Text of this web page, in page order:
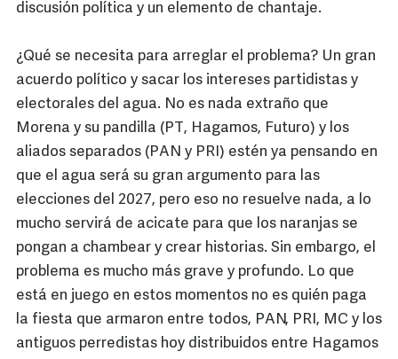
discusión política y un elemento de chantaje.
¿Qué se necesita para arreglar el problema? Un gran
acuerdo político y sacar los intereses partidistas y
electorales del agua. No es nada extraño que
Morena y su pandilla (PT, Hagamos, Futuro) y los
aliados separados (PAN y PRI) estén ya pensando en
que el agua será su gran argumento para las
elecciones del 2027, pero eso no resuelve nada, a lo
mucho servirá de acicate para que los naranjas se
pongan a chambear y crear historias. Sin embargo, el
problema es mucho más grave y profundo. Lo que
está en juego en estos momentos no es quién paga
la fiesta que armaron entre todos, PAN, PRI, MC y los
antiguos perredistas hoy distribuidos entre Hagamos